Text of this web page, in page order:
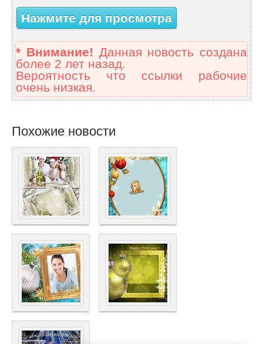
Нажмите для просмотра
* Внимание! Данная новость создана
более 2 лет назад.
Вероятность что ссылки рабочие
очень низкая.
Похожие новости